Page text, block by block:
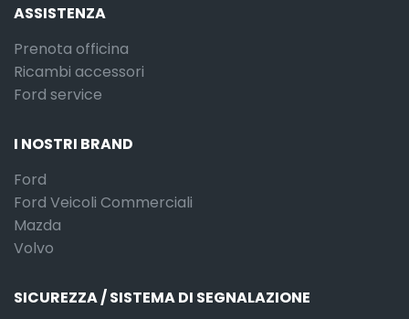
ASSISTENZA
Prenota officina
Ricambi accessori
Ford service
I NOSTRI BRAND
Ford
Ford Veicoli Commerciali
Mazda
Volvo
SICUREZZA / SISTEMA DI SEGNALAZIONE